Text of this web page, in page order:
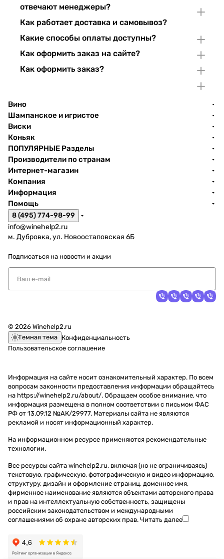
отвечают менеджеры?
Как работает доставка и самовывоз?
Какие способы оплаты доступны?
Как оформить заказ на сайте?
Как оформить заказ?
Вино
Шампанское и игристое
Виски
Коньяк
ПОПУЛЯРНЫЕ Разделы
Производители по странам
Интернет-магазин
Компания
Информация
Помощь
8 (495) 774-98-99
info@winehelp2.ru
м. Дубровка, ул. Новоостаповская 6Б
Подписаться на новости и акции
© 2026 Winehelp2.ru
Темная тема Конфиденциальность
Пользовательское соглашение
Информация на сайте носит ознакомительный характер. По всем
вопросам законности предоставления информации обращайтесь
на https://winehelp2.ru/about/. Обращаем особое внимание, что
информация размещена в полном соответствии с письмом ФАС
РФ от 13.09.12 №АК/29977. Материалы сайта не являются
рекламой и носят информационный характер.
На информационном ресурсе применяются рекомендательные
технологии.
Все ресурсы сайта winehelp2.ru, включая (но не ограничиваясь)
текстовую, графическую, фотографическую и видео информацию,
структуру, дизайн и оформление страниц, доменное имя,
фирменное наименование являются объектами авторского права
и прав на интеллектуальную собственность, защищены
российским законодательством и международными
соглашениями об охране авторских прав. Читать далее